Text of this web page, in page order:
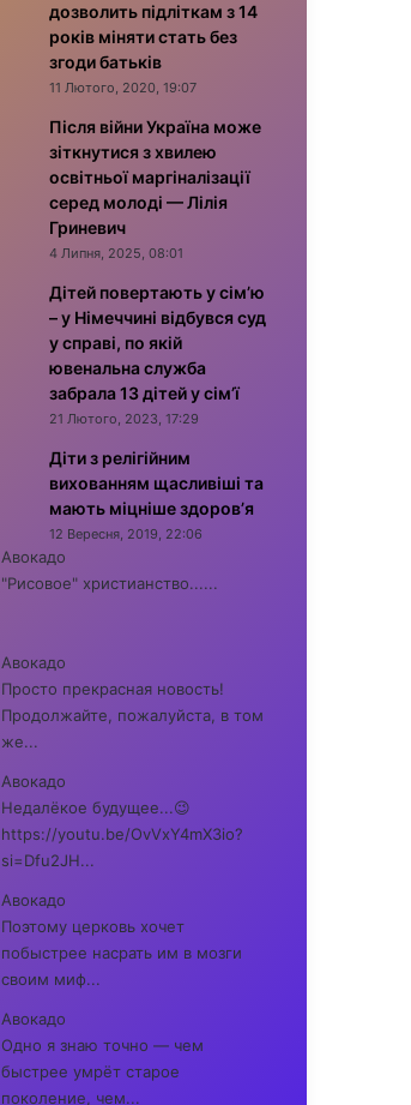
дозволить підліткам з 14
років міняти стать без
згоди батьків
11 Лютого, 2020, 19:07
Після війни Україна може
зіткнутися з хвилею
освітньої маргіналізації
серед молоді — Лілія
Гриневич
4 Липня, 2025, 08:01
Дітей повертають у сім’ю
– у Німеччині відбувся суд
у справі, по якій
ювенальна служба
забрала 13 дітей у сім’ї
21 Лютого, 2023, 17:29
Діти з релігійним
вихованням щасливіші та
мають міцніше здоров’я
12 Вересня, 2019, 22:06
Авокадо
"Рисовое" христианство......
Авокадо
Просто прекрасная новость!
Продолжайте, пожалуйста, в том
же...
Авокадо
Недалёкое будущее...😉
https://youtu.be/OvVxY4mX3io?
si=Dfu2JH...
Авокадо
Поэтому церковь хочет
побыстрее насрать им в мозги
своим миф...
Авокадо
Одно я знаю точно — чем
быстрее умрёт старое
поколение, чем...